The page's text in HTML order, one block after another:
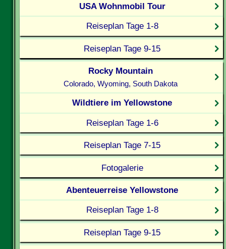
USA Wohnmobil Tour
Reiseplan Tage 1-8
Reiseplan Tage 9-15
Rocky Mountain
Colorado, Wyoming, South Dakota
Wildtiere im Yellowstone
Reiseplan Tage 1-6
Reiseplan Tage 7-15
Fotogalerie
Abenteuerreise Yellowstone
Reiseplan Tage 1-8
Reiseplan Tage 9-15